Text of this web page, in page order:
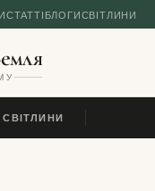
СТАТТІБЛОГИСВІТЛИНИ
СВІТЛИНИ